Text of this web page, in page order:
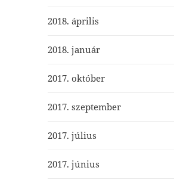
2018. április
2018. január
2017. október
2017. szeptember
2017. július
2017. június